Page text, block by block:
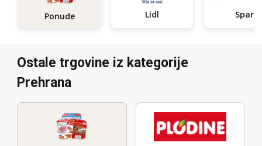
Ponude Lidl Spar
Ostale trgovine iz kategorije
Prehrana